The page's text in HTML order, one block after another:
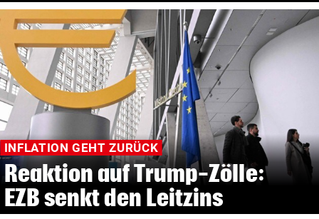
INFLATION GEHT ZURÜCK
Reaktion auf Trump-Zölle:
EZB senkt den Leitzins